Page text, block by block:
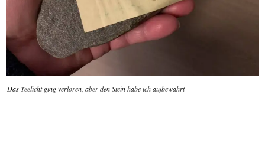
Das Teelicht ging verloren, aber den Stein habe ich aufbewahrt